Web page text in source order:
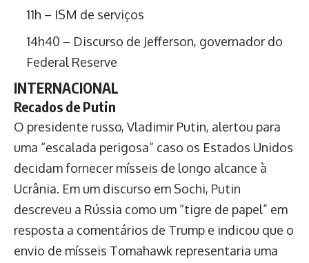
11h – ISM de serviços
14h40 – Discurso de Jefferson, governador do
Federal Reserve
INTERNACIONAL
Recados de Putin
O presidente russo, Vladimir Putin, alertou para
uma “escalada perigosa” caso os Estados Unidos
decidam fornecer mísseis de longo alcance à
Ucrânia. Em um discurso em Sochi, Putin
descreveu a Rússia como um “tigre de papel” em
resposta a comentários de Trump e indicou que o
envio de mísseis Tomahawk representaria uma